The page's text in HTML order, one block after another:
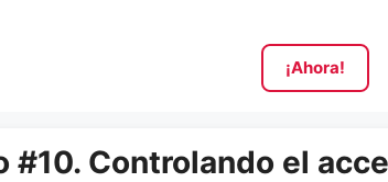
¡Ahora!
#10. Controlando el